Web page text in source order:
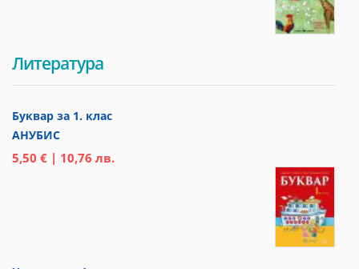
Литература
Буквар за 1. клас
АНУБИС
5,50 € | 10,76 лв.